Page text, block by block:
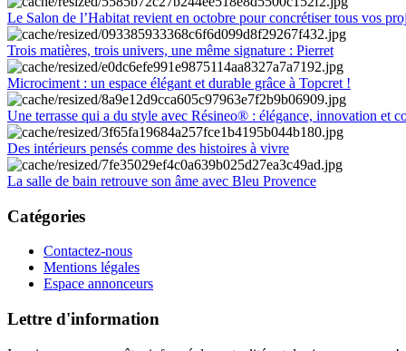
Le Salon de l’Habitat revient en octobre pour concrétiser tous vos
Trois matières, trois univers, une même signature : Pierret
Microciment : un espace élégant et durable grâce à Topcret !
Une terrasse qui a du style avec Résineo® : élégance, innovation et
Des intérieurs pensés comme des histoires à vivre
La salle de bain retrouve son âme avec Bleu Provence
Catégories
Contactez-nous
Mentions légales
Espace annonceurs
Lettre d'information